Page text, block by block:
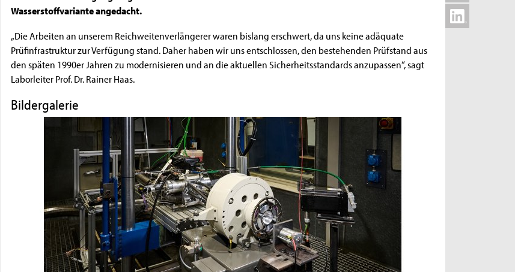
Wasserstoffvariante angedacht.
„Die Arbeiten an unserem Reichweitenverlängerer waren bislang erschwert, da uns keine adäquate
Prüfinfrastruktur zur Verfügung stand. Daher haben wir uns entschlossen, den bestehenden Prüfstand aus
den späten 1990er Jahren zu modernisieren und an die aktuellen Sicherheitsstandards anzupassen“, sagt
Laborleiter Prof. Dr. Rainer Haas.
Bildergalerie